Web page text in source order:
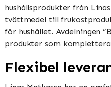
hushållsprodukter från
tvättmedel till
för hushållet. Avdelningen
produkter som
Flexibel